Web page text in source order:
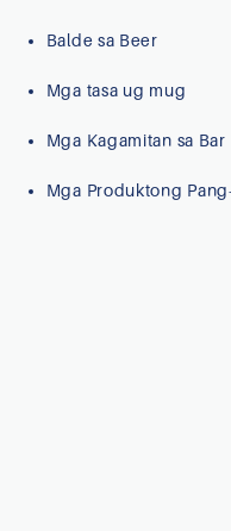
Balde sa Beer
Mga tasa ug mug
Mga Kagamitan sa Bar
Mga Produktong